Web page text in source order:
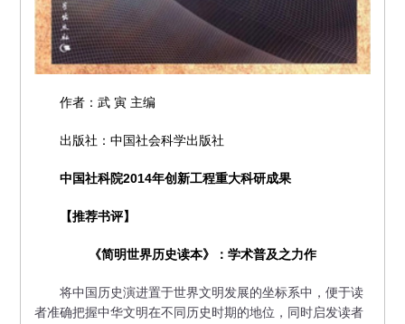
作者：武 寅 主编
出版社：中国社会科学出版社
中国社科院2014年创新工程重大科研成果
【推荐书评】
《简明世界历史读本》：学术普及之力作
将中国历史演进置于世界文明发展的坐标系中，便于读
者准确把握中华文明在不同历史时期的地位，同时启发读者